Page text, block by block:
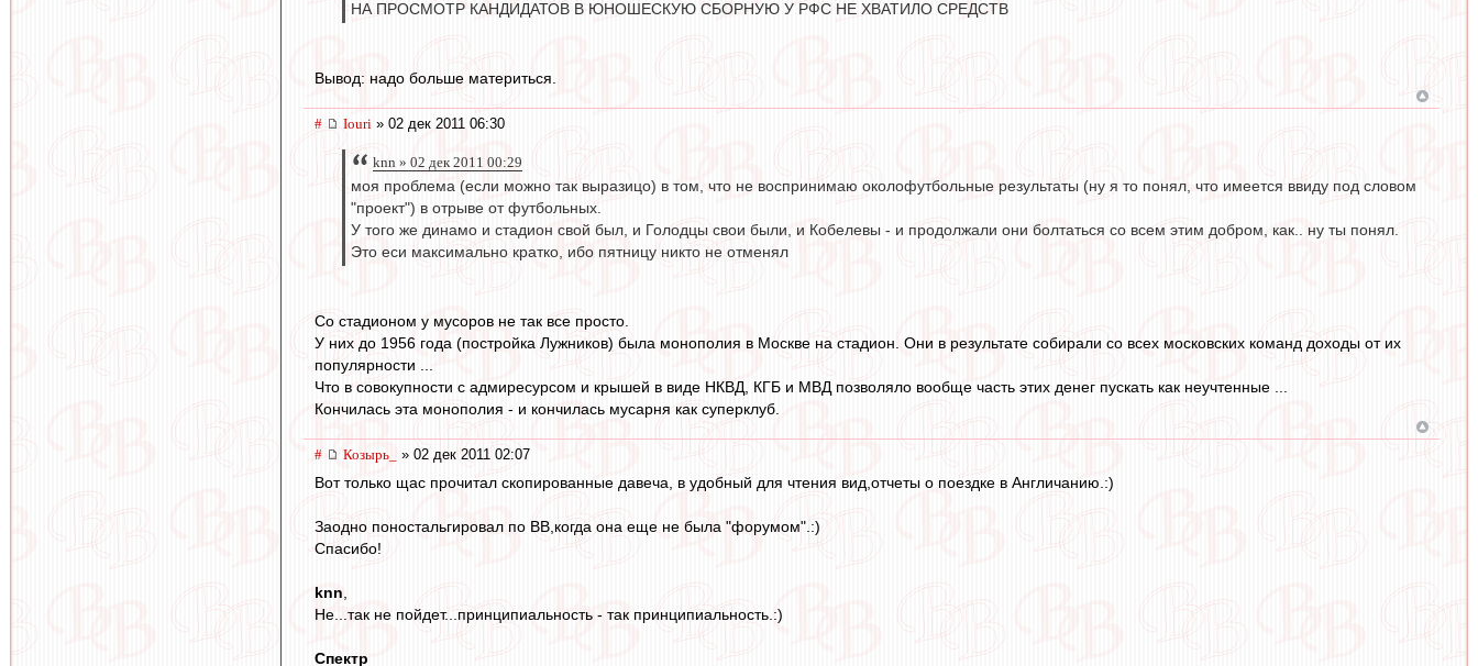
НА ПРОСМОТР КАНДИДАТОВ В ЮНОШЕСКУЮ СБОРНУЮ У РФС НЕ ХВАТИЛО СРЕДСТВ
Вывод: надо больше материться.
# Iouri » 02 дек 2011 06:30
knn » 02 дек 2011 00:29
моя проблема (если можно так выразицо) в том, что не воспринимаю околофутбольные результаты (ну я то понял, что имеется ввиду под словом
"проект") в отрыве от футбольных.
У того же динамо и стадион свой был, и Голодцы свои были, и Кобелевы - и продолжали они болтаться со всем этим добром, как.. ну ты понял.
Это еси максимально кратко, ибо пятницу никто не отменял
Со стадионом у мусоров не так все просто.
У них до 1956 года (постройка Лужников) была монополия в Москве на стадион. Они в результате собирали со всех московских команд доходы от их
популярности ...
Что в совокупности с адмиресурсом и крышей в виде НКВД, КГБ и МВД позволяло вообще часть этих денег пускать как неучтенные ...
Кончилась эта монополия - и кончилась мусарня как суперклуб.
# Козырь_ » 02 дек 2011 02:07
Вот только щас прочитал скопированные давеча, в удобный для чтения вид,отчеты о поездке в Англичанию.:)
Заодно поностальгировал по ВВ,когда она еще не была "форумом".:)
Спасибо!
knn,
Не...так не пойдет...принципиальность - так принципиальность.:)
Спектр